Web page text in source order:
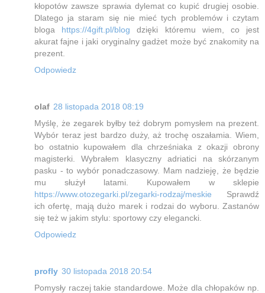
kłopotów zawsze sprawia dylemat co kupić drugiej osobie.
Dlatego ja staram się nie mieć tych problemów i czytam
bloga https://4gift.pl/blog dzięki któremu wiem, co jest
akurat fajne i jaki oryginalny gadżet może być znakomity na
prezent.
Odpowiedz
olaf 28 listopada 2018 08:19
Myślę, że zegarek byłby też dobrym pomysłem na prezent.
Wybór teraz jest bardzo duży, aż trochę oszałamia. Wiem,
bo ostatnio kupowałem dla chrześniaka z okazji obrony
magisterki. Wybrałem klasyczny adriatici na skórzanym
pasku - to wybór ponadczasowy. Mam nadzieję, że będzie
mu służył latami. Kupowałem w sklepie
https://www.otozegarki.pl/zegarki-rodzaj/meskie Sprawdź
ich ofertę, mają dużo marek i rodzai do wyboru. Zastanów
się też w jakim stylu: sportowy czy elegancki.
Odpowiedz
profly 30 listopada 2018 20:54
Pomysły raczej takie standardowe. Może dla chłopaków np.